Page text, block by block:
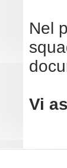
Nel
Vi